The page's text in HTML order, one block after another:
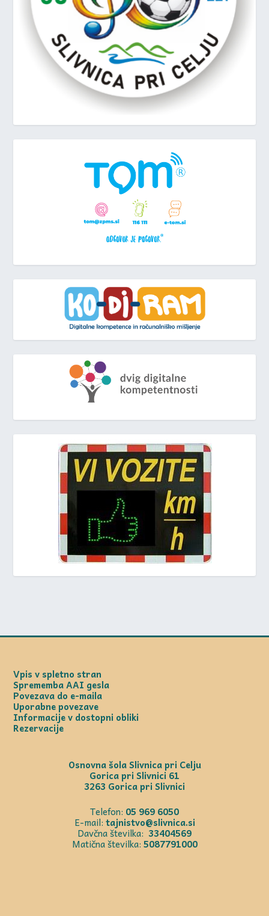
Vpis v spletno stran
Sprememba AAI gesla
Povezava do e-maila
Uporabne povezave
Informacije v dostopni obliki
Rezervacije
Osnovna šola Slivnica pri Celju
Gorica pri Slivnici 61
3263 Gorica pri Slivnici
Telefon: 05 969 6050
E-mail: tajnistvo@slivnica.si
Davčna številka: 33404569
Matična številka: 5087791000